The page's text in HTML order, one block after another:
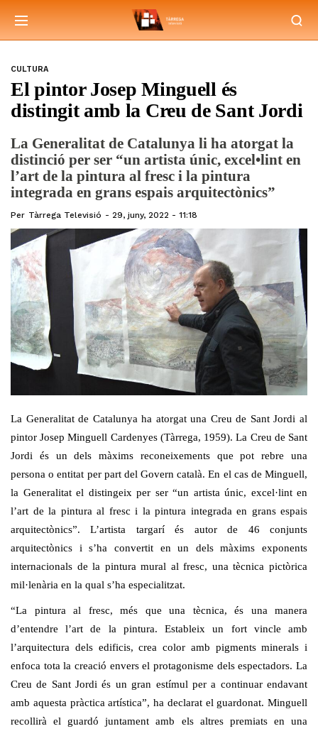
CULTURA
El pintor Josep Minguell és
distingit amb la Creu de Sant Jordi
La Generalitat de Catalunya li ha atorgat la
distinció per ser “un artista únic, excel•lint en
l’art de la pintura al fresc i la pintura
integrada en grans espais arquitectònics”
Per Tàrrega Televisió 29, juny, 2022 - 11:18
La Generalitat de Catalunya ha atorgat una Creu de Sant Jordi al
pintor Josep Minguell Cardenyes (Tàrrega, 1959). La Creu de Sant
Jordi és un dels màxims reconeixements que pot rebre una
persona o entitat per part del Govern català. En el cas de Minguell,
la Generalitat el distingeix per ser “un artista únic, excel·lint en
l’art de la pintura al fresc i la pintura integrada en grans espais
arquitectònics”. L’artista targarí és autor de 46 conjunts
arquitectònics i s’ha convertit en un dels màxims exponents
internacionals de la pintura mural al fresc, una tècnica pictòrica
mil·lenària en la qual s’ha especialitzat.
“La pintura al fresc, més que una tècnica, és una manera
d’entendre l’art de la pintura. Estableix un fort vincle amb
l’arquitectura dels edificis, crea color amb pigments minerals i
enfoca tota la creació envers el protagonisme dels espectadors. La
Creu de Sant Jordi és un gran estímul per a continuar endavant
amb aquesta pràctica artística”, ha declarat el guardonat. Minguell
recollirà el guardó juntament amb els altres premiats en una